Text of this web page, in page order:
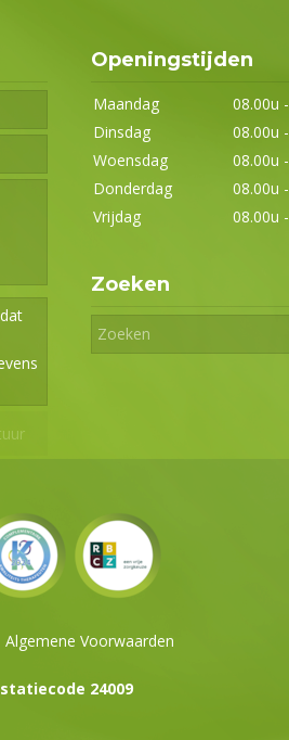
Openingstijden
Maandag
08.00u
Dinsdag
08.00u
Woensdag
08.00u
Donderdag
08.00u
Vrijdag
08.00u
Zoeken
Algemene Voorwaarden
24009